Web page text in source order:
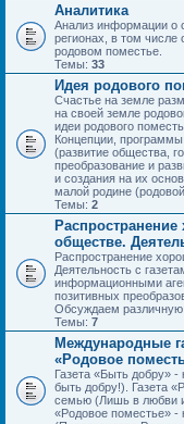
Аналитика
Анализ информации о
регионах, в том числе
родовом поместье.
Темы: 33
Идея родового
Счастье на земле
на своей земле
идеи родового
Концепции,
(развитие общества,
преобразование и
и создания на их
малой родине
Темы: 2
обществе.
Распространение
Деятельность с
информационными
позитивных
Обсуждаем
Темы: 7
Международные
«Родовое
Газета «Быть добру»
быть добру!). Газета
семью (Лишь в любви и
«Родовое поместье» -